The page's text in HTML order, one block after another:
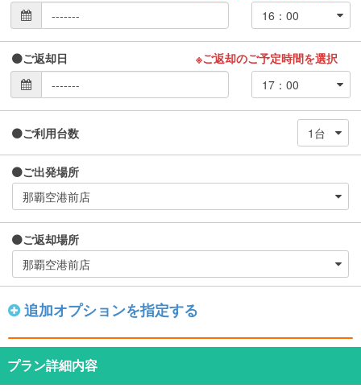
ご返却日 ※ご返却のご予定時間を選択
ご利用台数
ご出発場所
ご返却場所
追加オプションを指定する
プラン詳細内容